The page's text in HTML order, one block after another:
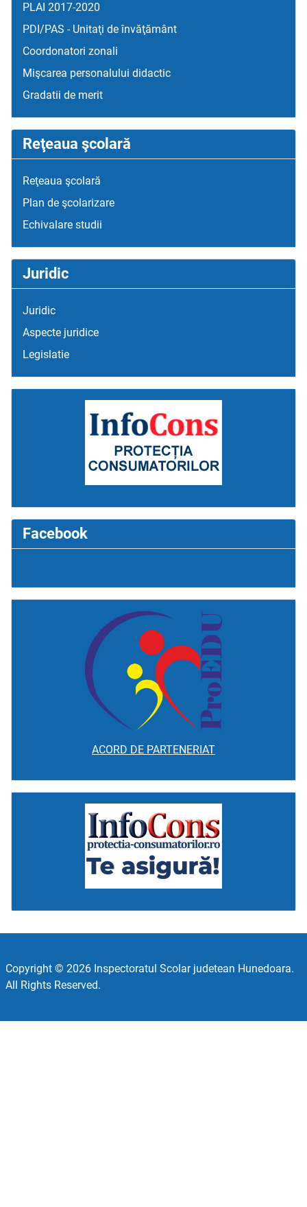
PLAI 2017-2020
PDI/PAS - Unitaţi de învăţământ
Coordonatori zonali
Mişcarea personalului didactic
Gradatii de merit
Reţeaua şcolară
Reţeaua şcolară
Plan de şcolarizare
Echivalare studii
Juridic
Juridic
Aspecte juridice
Legislatie
Facebook
ACORD DE PARTENERIAT
Copyright © 2026 Inspectoratul Scolar judetean Hunedoara.
All Rights Reserved.